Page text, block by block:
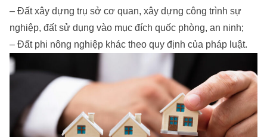
– Đất xây dựng trụ sở cơ quan, xây dựng công trình sự
nghiệp, đất sử dụng vào mục đích quốc phòng, an ninh;
– Đất phi nông nghiệp khác theo quy định của pháp luật.